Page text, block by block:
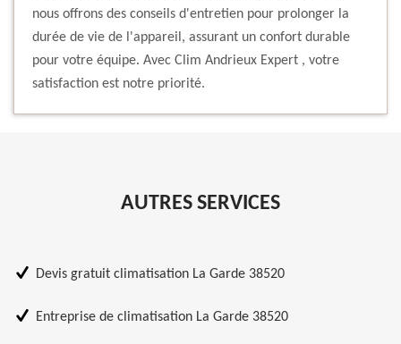
nous offrons des conseils d'entretien pour prolonger la
durée de vie de l'appareil, assurant un confort durable
pour votre équipe. Avec Clim Andrieux Expert , votre
satisfaction est notre priorité.
AUTRES SERVICES
Devis gratuit climatisation La Garde 38520
Entreprise de climatisation La Garde 38520